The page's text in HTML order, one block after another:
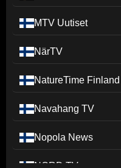
MTV Uutiset
NärTV
NatureTime Finland
Navahang TV
Nopola News
NORD TV